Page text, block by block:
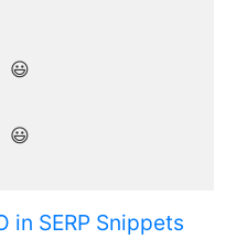
😃
😃
in SERP Snippets